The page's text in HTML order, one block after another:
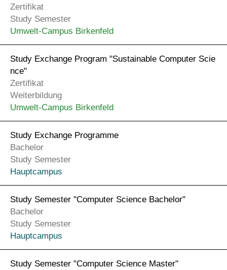
Zertifikat
Study Semester
Umwelt-Campus Birkenfeld
Study Exchange Program "Sustainable Computer Scie
nce"
Zertifikat
Weiterbildung
Umwelt-Campus Birkenfeld
Study Exchange Programme
Bachelor
Study Semester
Hauptcampus
Study Semester "Computer Science Bachelor"
Bachelor
Study Semester
Hauptcampus
Study Semester "Computer Science Master"